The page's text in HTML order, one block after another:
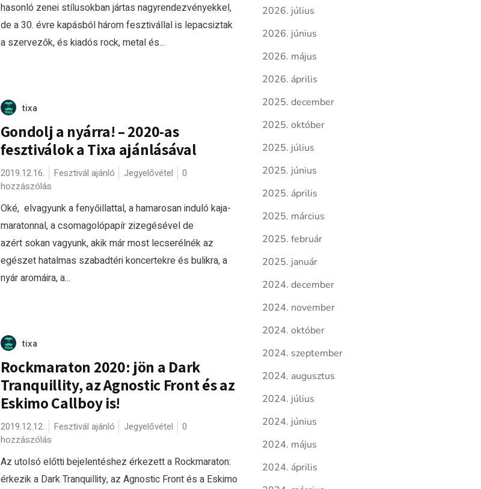
hasonló zenei stílusokban jártas nagyrendezvényekkel,
de a 30. évre kapásból három fesztivállal is lepacsiztak
a szervezők, és kiadós rock, metal és...
tixa
Gondolj a nyárra! – 2020-as
fesztiválok a Tixa ajánlásával
2019.12.16. Fesztivál ajánló Jegyelővétel
0
hozzászólás
Oké, elvagyunk a fenyőillattal, a hamarosan induló kaja-
maratonnal, a csomagolópapír zizegésével de
azért sokan vagyunk, akik már most lecserélnék az
egészet hatalmas szabadtéri koncertekre és bulikra, a
nyár aromáira, a...
tixa
Rockmaraton 2020: jön a Dark
Tranquillity, az Agnostic Front és az
Eskimo Callboy is!
2019.12.12. Fesztivál ajánló Jegyelővétel
0
hozzászólás
Az utolsó előtti bejelentéshez érkezett a Rockmaraton:
érkezik a Dark Tranquillity, az Agnostic Front és a Eskimo
2026. július
2026. június
2026. május
2026. április
2025. december
2025. október
2025. július
2025. június
2025. április
2025. március
2025. február
2025. január
2024. december
2024. november
2024. október
2024. szeptember
2024. augusztus
2024. július
2024. június
2024. május
2024. április